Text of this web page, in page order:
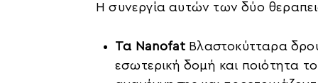
Η συνεργία αυτών των δύο
Τα Nanofat Βλαστοκύτταρα
εσωτερική δομή και ποιότητα